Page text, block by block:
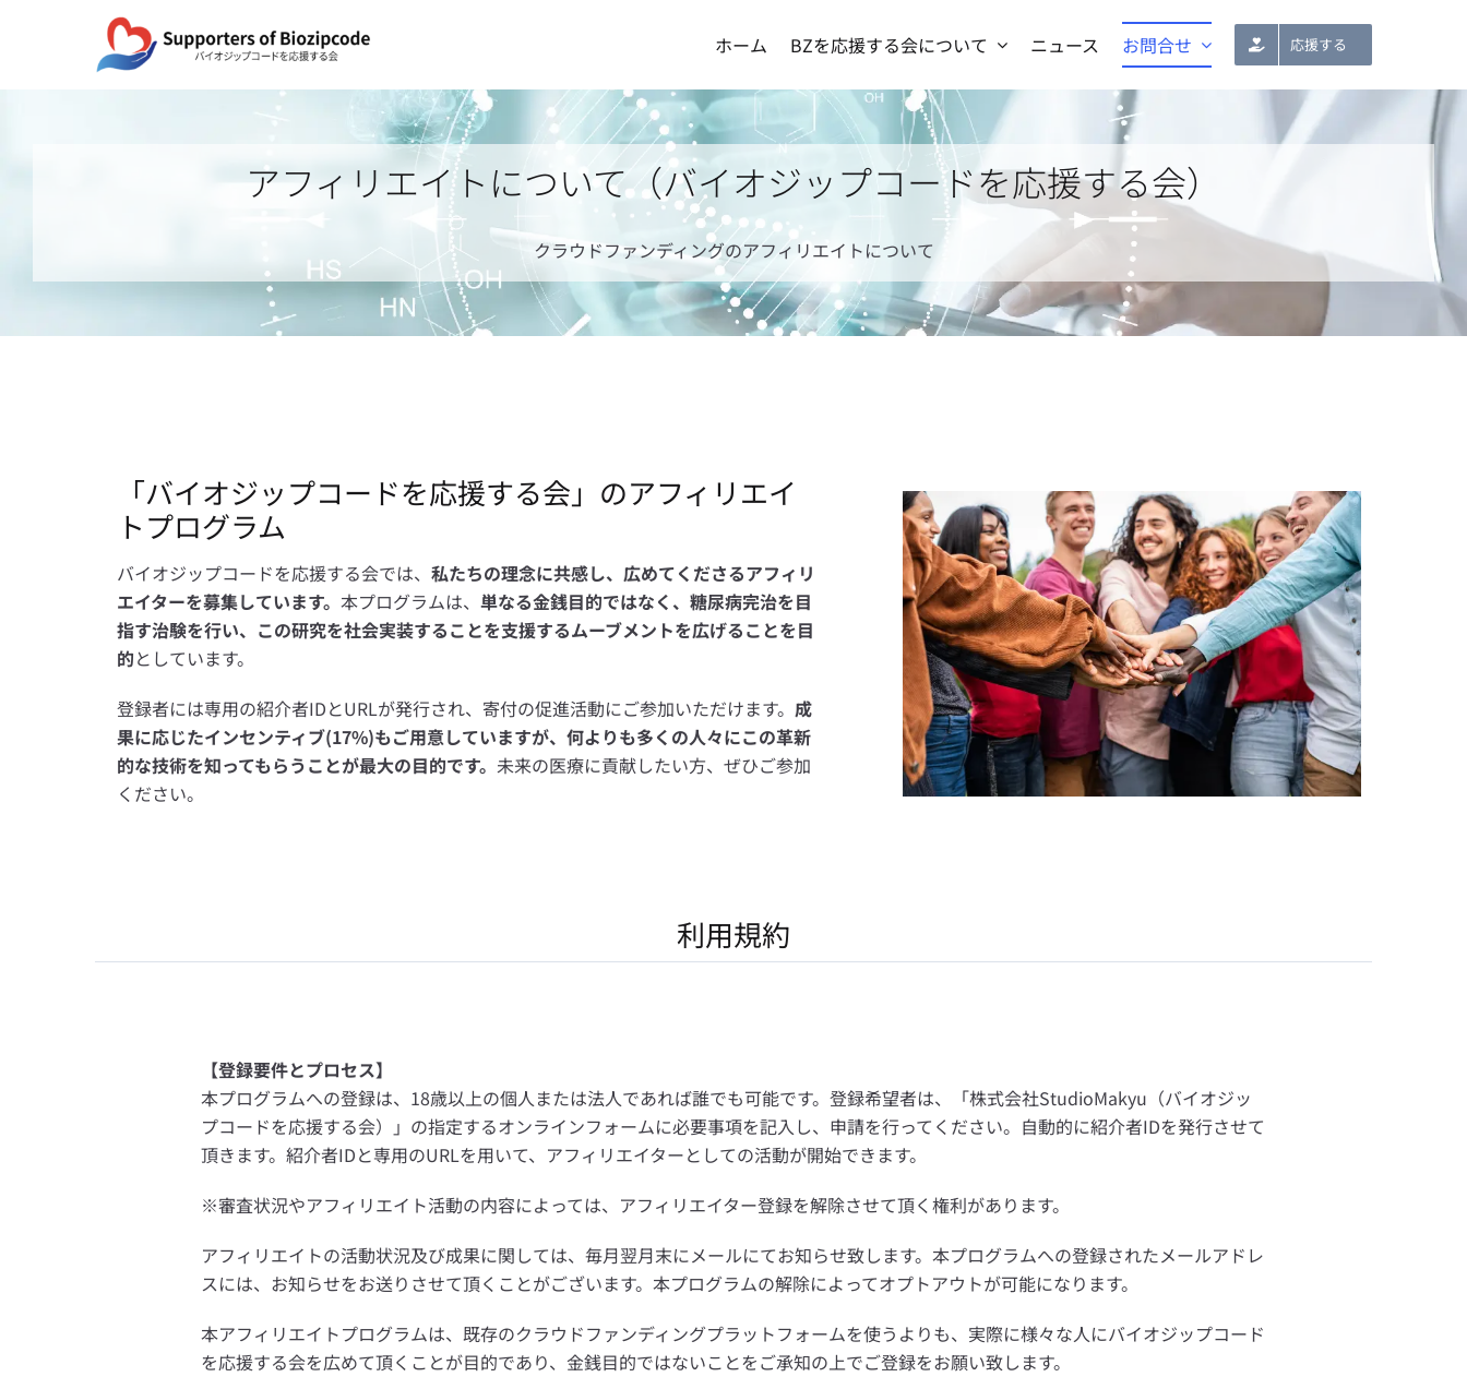
ホーム BZを応援する会について ニュース お問合せ 応援する
アフィリエイトについて（バイオジップコードを応援する会）
クラウドファンディングのアフィリエイトについて
「バイオジップコードを応援する会」のアフィリエイ
トプログラム
バイオジップコードを応援する会では、 私たちの理念に共感し、広めてくださるアフィリ
エイターを募集しています。 本プログラムは、 単なる金銭目的ではなく、糖尿病完治を目
指す治験を行い、この研究を社会実装することを支援するムーブメントを広げることを目
的としています。
登録者には専用の紹介者IDとURLが発行され、寄付の促進活動にご参加いただけます。 成
果に応じたインセンティブ(17%)もご用意していますが、何よりも多くの人々にこの革新
的な技術を知ってもらうことが最大の目的です。 未来の医療に貢献したい方、ぜひご参加
ください。
利用規約
【登録要件とプロセス】
本プログラムへの登録は、18歳以上の個人または法人であれば誰でも可能です。登録希望者は、「株式会社StudioMakyu（バイオジッ
プコードを応援する会）」の指定するオンラインフォームに必要事項を記入し、申請を行ってください。自動的に紹介者IDを発行させて
頂きます。紹介者IDと専用のURLを用いて、アフィリエイターとしての活動が開始できます。
※審査状況やアフィリエイト活動の内容によっては、アフィリエイター登録を解除させて頂く権利があります。
アフィリエイトの活動状況及び成果に関しては、毎月翌月末にメールにてお知らせ致します。本プログラムへの登録されたメールアドレ
スには、お知らせをお送りさせて頂くことがございます。本プログラムの解除によってオプトアウトが可能になります。
本アフィリエイトプログラムは、既存のクラウドファンディングプラットフォームを使うよりも、実際に様々な人にバイオジップコード
を応援する会を広めて頂くことが目的であり、金銭目的ではないことをご承知の上でご登録をお願い致します。